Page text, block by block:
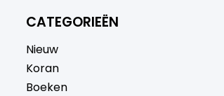
CATEGORIEËN
Nieuw
Koran
Boeken